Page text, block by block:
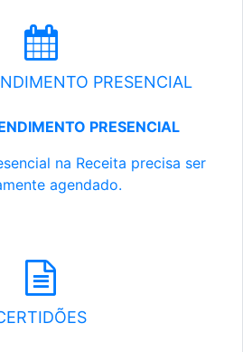
PRESENCIAL
PRESENCIAL
na Receita precisa ser
agendado.